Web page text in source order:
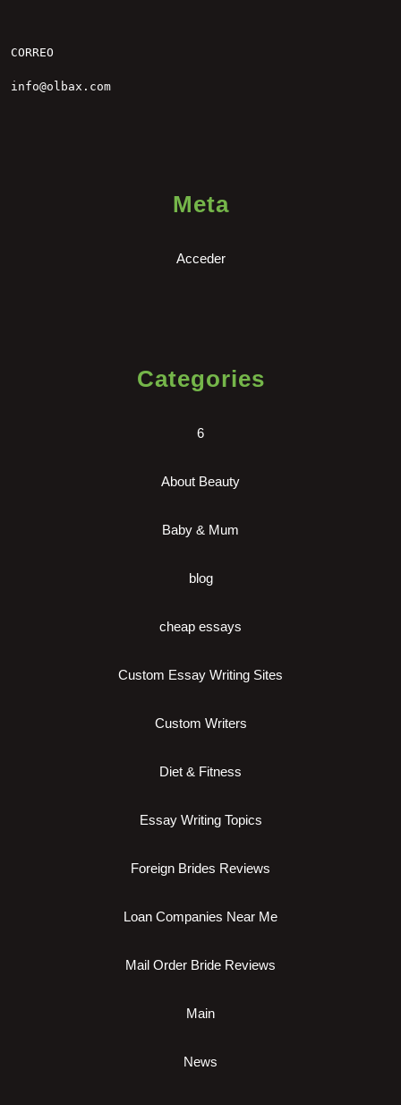
CORREO
info@olbax.com
Meta
Acceder
Categories
6
About Beauty
Baby & Mum
blog
cheap essays
Custom Essay Writing Sites
Custom Writers
Diet & Fitness
Essay Writing Topics
Foreign Brides Reviews
Loan Companies Near Me
Mail Order Bride Reviews
Main
News